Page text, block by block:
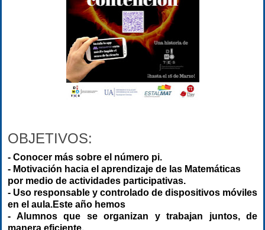
OBJETIVOS:
- Conocer más sobre el número pi.
- Motivación hacia el aprendizaje de las Matemáticas
por medio de actividades participativas.
- Uso responsable y controlado de dispositivos móviles
en el aula.Este año hemos
- Alumnos que se organizan y trabajan juntos, de